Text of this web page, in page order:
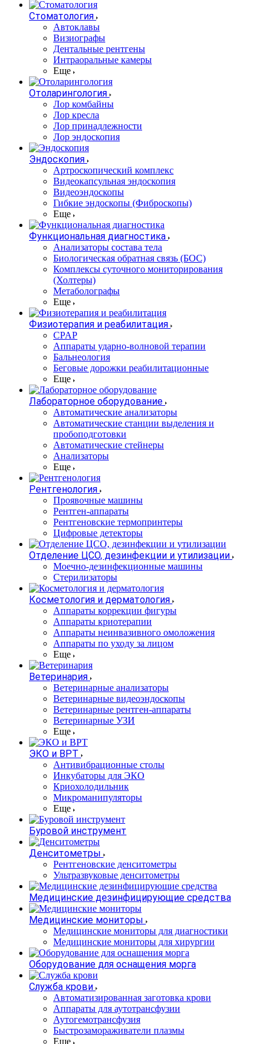
Стоматология
Автоклавы
Визиографы
Дентальные рентгены
Интраоральные камеры
Еще
Отоларингология
Лор комбайны
Лор кресла
Лор принадлежности
Лор эндоскопия
Эндоскопия
Артроскопический комплекс
Видеокапсульная эндоскопия
Видеоэндоскопы
Гибкие эндоскопы (Фиброcкопы)
Еще
Функциональная диагностика
Анализаторы состава тела
Биологическая обратная связь (БОС)
Комплексы суточного мониторирования
(Холтеры)
Метаболографы
Еще
Физиотерапия и реабилитация
CPAP
Аппараты ударно-волновой терапии
Бальнеология
Беговые дорожки реабилитационные
Еще
Лабораторное оборудование
Автоматические анализаторы
Автоматические станции выделения и
пробоподготовки
Автоматические стейнеры
Анализаторы
Еще
Рентгенология
Проявочные машины
Рентген-аппараты
Рентгеновские термопринтеры
Цифровые детекторы
Отделение ЦСО, дезинфекции и утилизации
Моечно-дезинфекционные машины
Стерилизаторы
Косметология и дерматология
Аппараты коррекции фигуры
Аппараты криотерапии
Аппараты неинвазивного омоложения
Аппараты по уходу за лицом
Еще
Ветеринария
Ветеринарные анализаторы
Ветеринарные видеоэндоскопы
Ветеринарные рентген-аппараты
Ветеринарные УЗИ
Еще
ЭКО и ВРТ
Антивибрационные столы
Инкубаторы для ЭКО
Криохолодильник
Микроманипуляторы
Еще
Буровой инструмент
Денситометры
Рентгеновские денситометры
Ультразвуковые денситометры
Медицинские дезинфицирующие средства
Медицинские мониторы
Медицинские мониторы для диагностики
Медицинские мониторы для хирургии
Оборудование для оснащения морга
Служба крови
Автоматизированная заготовка крови
Аппараты для аутотрансфузии
Аутогемотрансфузия
Быстрозамораживатели плазмы
Еще